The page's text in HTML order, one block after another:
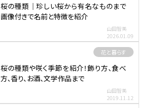
桜の種類｜珍しい桜から有名なものまで
画像付きで名前と特徴を紹介
山田智美
2026.01.09
花と暮らす
桜の種類や咲く季節を紹介！飾り方、食べ
方、香り、お酒、文学作品まで
山田智美
2019.11.12